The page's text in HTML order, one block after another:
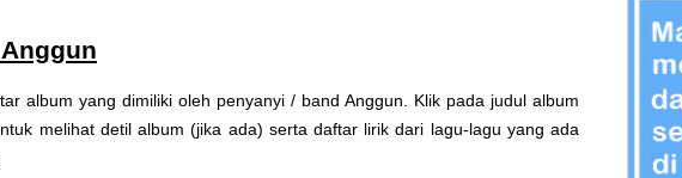
album yang dimiliki oleh penyanyi / band Anggun. Klik pada judul album
melihat detil album (jika ada) serta daftar lirik dari lagu-lagu yang ada